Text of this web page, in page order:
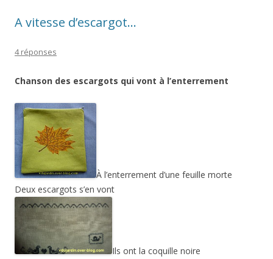
A vitesse d’escargot…
4 réponses
Chanson des escargots qui vont à l’enterrement
À l’enterrement d’une feuille morte
Deux escargots s’en vont
Ils ont la coquille noire